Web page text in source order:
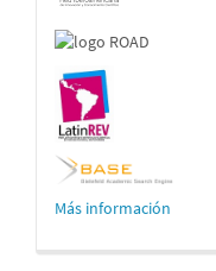
Más información